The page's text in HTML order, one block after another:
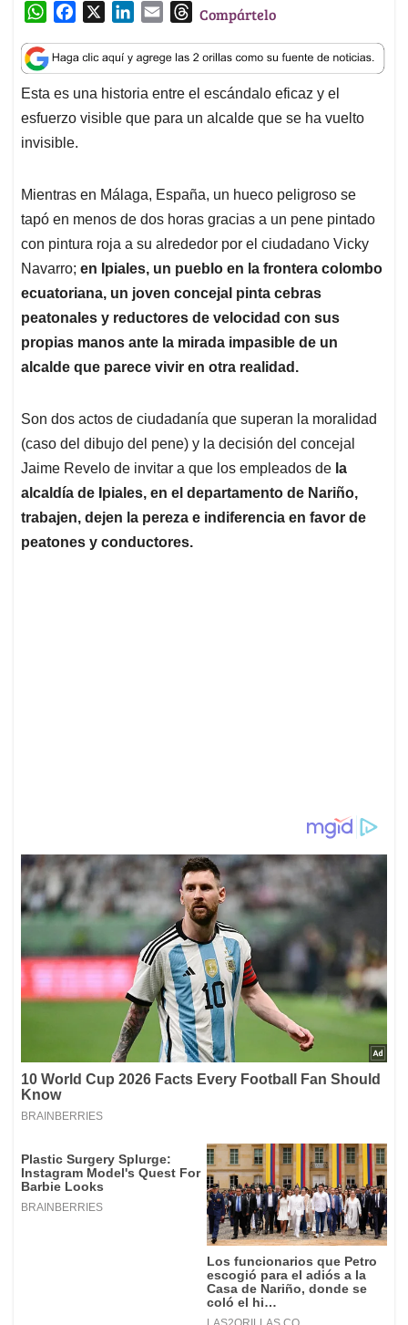
W
a
t
s
A
p
c
e
b
o
o
n
k
e
d
a
i
l
T
r
e
a
d
Compártelo
Esta es una historia entre el escándalo eficaz y el
esfuerzo visible que para un alcalde que se ha vuelto
invisible.
Mientras en Málaga, España, un hueco peligroso se
tapó en menos de dos horas gracias a un pene pintado
con pintura roja a su alrededor por el ciudadano Vicky
Navarro; en Ipiales, un pueblo en la frontera colombo
ecuatoriana, un joven concejal pinta cebras
peatonales y reductores de velocidad con sus
propias manos ante la mirada impasible de un
alcalde que parece vivir en otra realidad.
Son dos actos de ciudadanía que superan la moralidad
(caso del dibujo del pene) y la decisión del concejal
Jaime Revelo de invitar a que los empleados de la
alcaldía de Ipiales, en el departamento de Nariño,
trabajen, dejen la pereza e indiferencia en favor de
peatones y conductores.